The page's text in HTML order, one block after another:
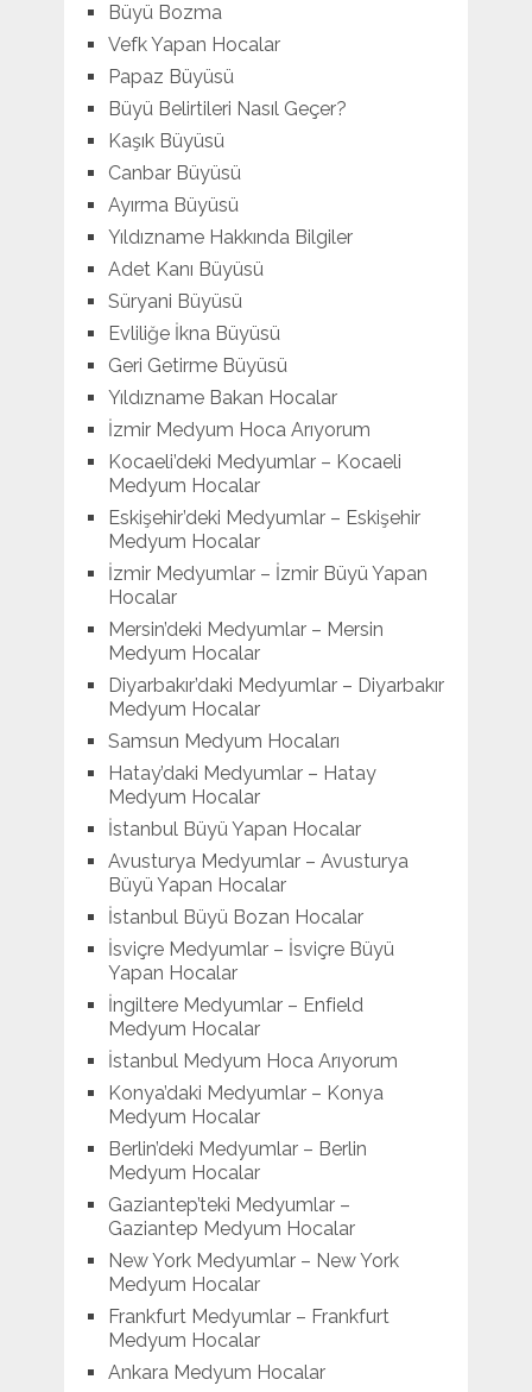
Büyü Bozma
Vefk Yapan Hocalar
Papaz Büyüsü
Büyü Belirtileri Nasıl Geçer?
Kaşık Büyüsü
Canbar Büyüsü
Ayırma Büyüsü
Yıldızname Hakkında Bilgiler
Adet Kanı Büyüsü
Süryani Büyüsü
Evliliğe İkna Büyüsü
Geri Getirme Büyüsü
Yıldızname Bakan Hocalar
İzmir Medyum Hoca Arıyorum
Kocaeli’deki Medyumlar – Kocaeli
Medyum Hocalar
Eskişehir’deki Medyumlar – Eskişehir
Medyum Hocalar
İzmir Medyumlar – İzmir Büyü Yapan
Hocalar
Mersin’deki Medyumlar – Mersin
Medyum Hocalar
Diyarbakır’daki Medyumlar – Diyarbakır
Medyum Hocalar
Samsun Medyum Hocaları
Hatay’daki Medyumlar – Hatay
Medyum Hocalar
İstanbul Büyü Yapan Hocalar
Avusturya Medyumlar – Avusturya
Büyü Yapan Hocalar
İstanbul Büyü Bozan Hocalar
İsviçre Medyumlar – İsviçre Büyü
Yapan Hocalar
İngiltere Medyumlar – Enfield
Medyum Hocalar
İstanbul Medyum Hoca Arıyorum
Konya’daki Medyumlar – Konya
Medyum Hocalar
Berlin’deki Medyumlar – Berlin
Medyum Hocalar
Gaziantep’teki Medyumlar –
Gaziantep Medyum Hocalar
New York Medyumlar – New York
Medyum Hocalar
Frankfurt Medyumlar – Frankfurt
Medyum Hocalar
Ankara Medyum Hocalar